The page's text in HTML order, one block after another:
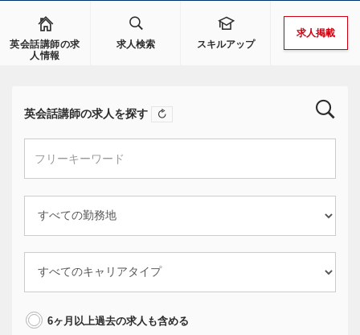
英会話講師の求
人情報
求人検索 スキルアップ
求人掲載
英会話講師の求人を探す
6ヶ月以上過去の求人も含める